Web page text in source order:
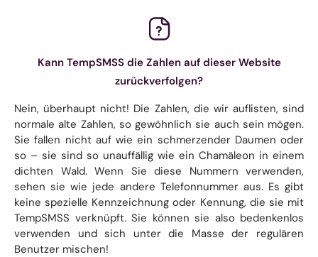
Kann TempSMSS die Zahlen auf dieser Website
zurückverfolgen?
Nein, überhaupt nicht! Die Zahlen, die wir auflisten, sind
normale alte Zahlen, so gewöhnlich sie auch sein mögen.
Sie fallen nicht auf wie ein schmerzender Daumen oder
so – sie sind so unauffällig wie ein Chamäleon in einem
dichten Wald. Wenn Sie diese Nummern verwenden,
sehen sie wie jede andere Telefonnummer aus. Es gibt
keine spezielle Kennzeichnung oder Kennung, die sie mit
TempSMSS verknüpft. Sie können sie also bedenkenlos
verwenden und sich unter die Masse der regulären
Benutzer mischen!